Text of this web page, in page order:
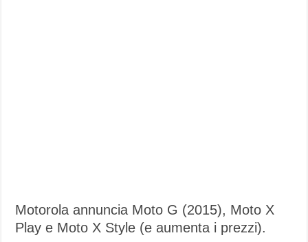
Motorola annuncia Moto G (2015), Moto X
Play e Moto X Style (e aumenta i prezzi).